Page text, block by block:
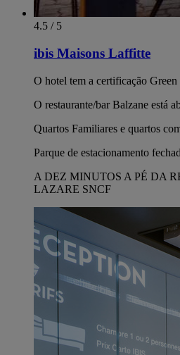
4.5 / 5
ibis Maisons Laffitte
O hotel tem a certificação
O restaurante/bar Balzane está
Quartos Familiares e quartos
Parque de estacionamento
A DEZ MINUTOS A PÉ DA
LAZARE SNCF